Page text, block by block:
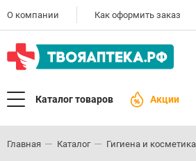
О компании Как оформить заказ
Каталог товаров Акции
Главная Каталог Гигиена и косметика